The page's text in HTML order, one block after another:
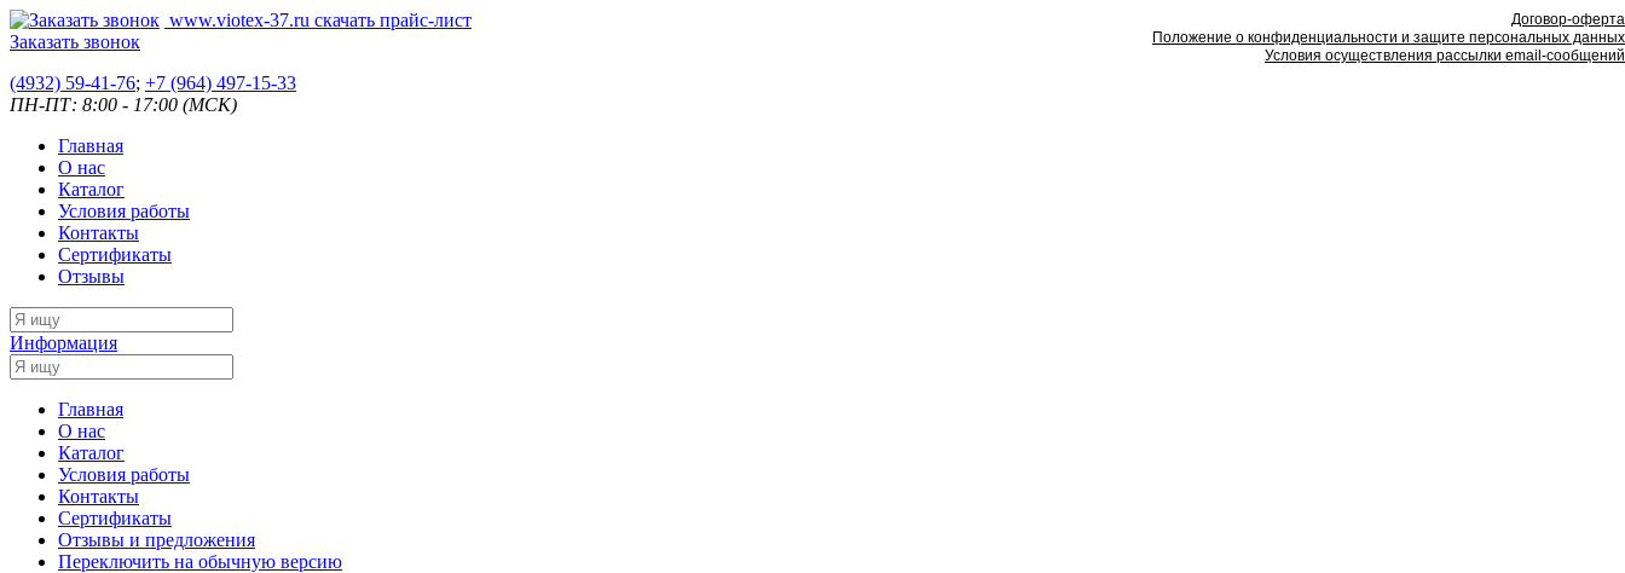
www.viotex-37.ru скачать прайс-лист
Заказать звонок
(4932) 59-41-76; +7 (964) 497-15-33
ПН-ПТ: 8:00 - 17:00 (МСК)
Главная
О нас
Каталог
Условия работы
Контакты
Сертификаты
Отзывы
Информация
Главная
О нас
Каталог
Условия работы
Контакты
Сертификаты
Отзывы и предложения
Переключить на обычную версию
Договор-оферта
Положение о конфиденциальности и защите персональных данных
Условия осуществления рассылки email-сообщений